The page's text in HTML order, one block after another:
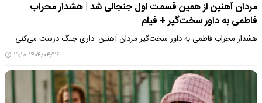
مردان آهنین از همین قسمت اول جنجالی شد | هشدار محراب
فاطمی به داور سخت‌گیر + فیلم
هشدار محراب فاطمی به داور سخت‌گیر مردان آهنین: داری جنگ درست می‌کنی
۱۴۰۴/۰۴/۲۶ ۱۹:۱۸